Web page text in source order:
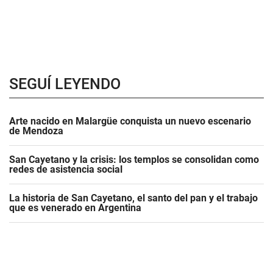
SEGUÍ LEYENDO
Arte nacido en Malargüe conquista un nuevo escenario
de Mendoza
San Cayetano y la crisis: los templos se consolidan como
redes de asistencia social
La historia de San Cayetano, el santo del pan y el trabajo
que es venerado en Argentina